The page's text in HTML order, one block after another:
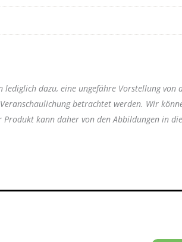
dazu, eine ungefähre Vorstellung von
betrachtet werden. Wir
kann daher von den Abbildungen in